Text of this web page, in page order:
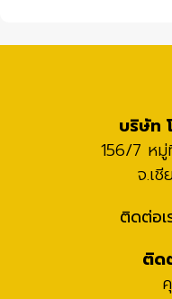
บริษัท
156/7 ห
จ.เ
ติดต่อเ
ติด